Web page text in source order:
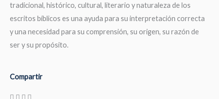
tradicional, histórico, cultural, literario y naturaleza de los
escritos bíblicos es una ayuda para su interpretación correcta
y una necesidad para su comprensión, su origen, su razón de
ser y su propósito.
Compartir